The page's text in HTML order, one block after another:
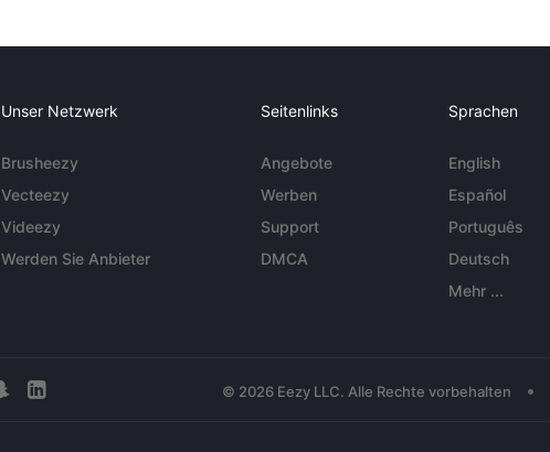
Unser Netzwerk
Brusheezy
Vecteezy
Videezy
Werden Sie Anbieter
Seitenlinks
Angebote
Werben
Support
DMCA
Sprachen
English
Español
Português
Deutsch
Mehr ...
© 2026 Eezy LLC. Alle Rechte vorbehalten •